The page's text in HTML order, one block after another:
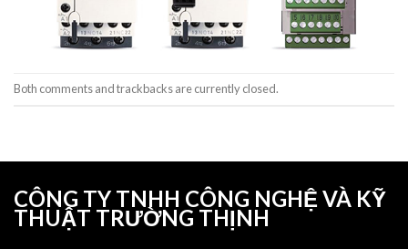
Both comments and trackbacks are currently closed.
CÔNG TY TNHH CÔNG NGHỆ VÀ KỸ
THUẬT TRƯỜNG THỊNH